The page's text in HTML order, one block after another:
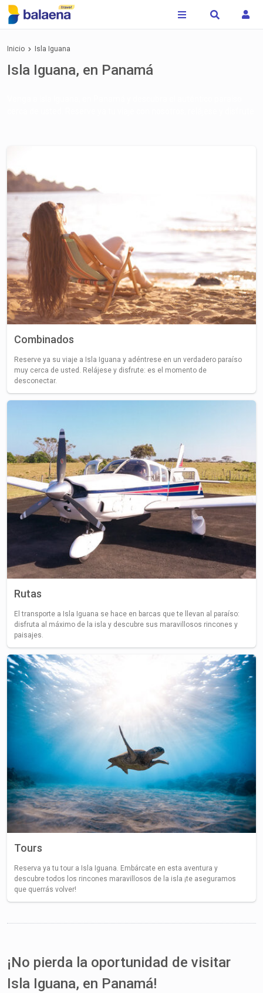
Inicio Isla Iguana
Isla Iguana, en Panamá
Combinados
Reserve ya su viaje a Isla Iguana y adéntrese en un verdadero paraíso
muy cerca de usted. Relájese y disfrute: es el momento de
desconectar.
Rutas
El transporte a Isla Iguana se hace en barcas que te llevan al paraíso:
disfruta al máximo de la isla y descubre sus maravillosos rincones y
paisajes.
Tours
Reserva ya tu tour a Isla Iguana. Embárcate en esta aventura y
descubre todos los rincones maravillosos de la isla ¡te aseguramos
que querrás volver!
¡No pierda la oportunidad de visitar
Isla Iguana, en Panamá!